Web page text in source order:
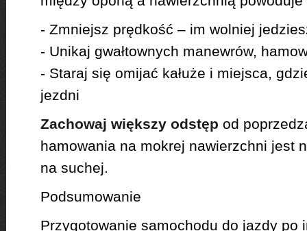
- Zmniejsz prędkość – im wolniej
- Unikaj gwałtownych manewrów,
- Staraj się omijać kałuże i miejsca,
jezdni
Zachowaj większy odstęp od
hamowania na mokrej nawierzchni jest
na suchej.
Podsumowanie
Przygotowanie samochodu do jazdy po